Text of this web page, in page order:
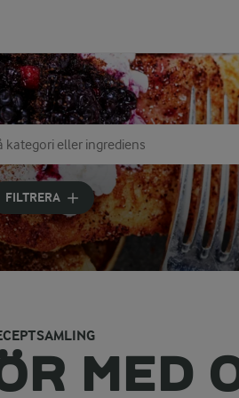
kategori eller ingrediens
sökord för att få förslag
FILTRERA
MED